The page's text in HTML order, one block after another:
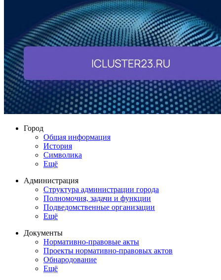
Город
Общая информация
История
Символика
Ещё
Администрация
Структура администрации города
Полномочия, задачи и функции
Подведомственные организации
Ещё
Документы
Нормативно-правовые акты
Проекты нормативно-правовых актов
Обнародование
Ещё